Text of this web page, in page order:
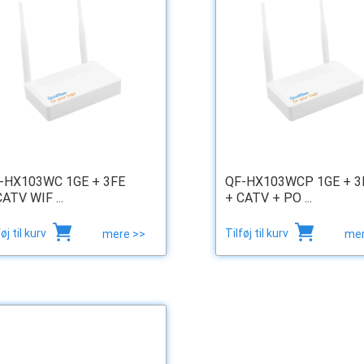
HX103WC 1GE + 3FE
WIF ...
til kurv mere >>
QF-HX103WCP 1GE +
+ CATV + PO ...
Tilføj til kurv